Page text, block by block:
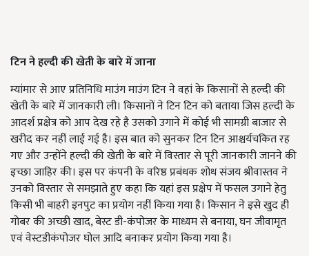
टिन ने हल्दी की खेती के बारे में जाना
म्यांमार से आए प्रतिनिधि माउंग माउंग टिन ने वहां के किसानों से हल्दी की
खेती के बारे में जानकारी ली। किसानों ने टिन टिन को बताया जिस हल्दी के
आदर्श प्रक्षेत्र को आप देख रहे है उसको उगाने में कोई भी सामग्री बाजार से
खरीद कर नहीं लाई गई है। इस बात को सुनकर टिन टिन आश्चर्यचकित रह
गए और उन्होंने हल्दी की खेती के बारे में विस्तार से पूरी जानकारी जानने की
इच्छा जाहिर की। इस पर कंपनी के वरिष्ठ प्रबंधक शोध संजय श्रीवास्तव ने
उनको विस्तार से समझाते हुए कहा कि यहां इस प्रक्षेप में फसल उगाने हेतु
किसी भी बाहरी इनपुट का प्रयोग नहीं किया गया है। किसान ने इसे खुद ही
गोबर की अच्छी खाद, बेस्ट डी-कंपोजर के माध्यम से बनाया, घन जीवामृत
एवं वेस्टडीकंपोजर घोल आदि बनाकर प्रयोग किया गया है।